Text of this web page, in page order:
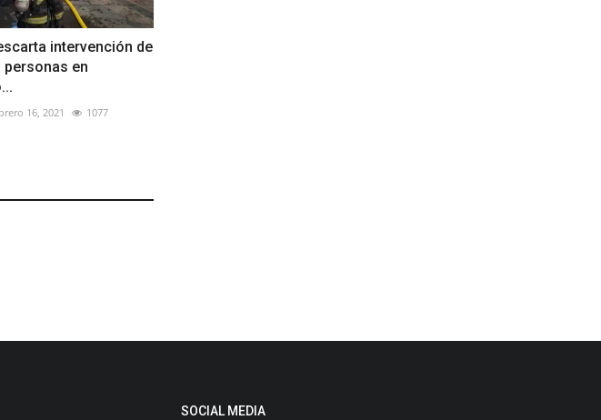
intervención de
en
16, 2021 1077
SOCIAL MEDIA